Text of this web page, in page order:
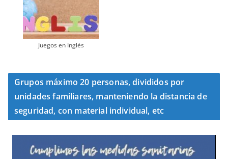
Juegos en Inglés
Grupos máximo 20 personas, divididos por
unidades familiares, manteniendo la distancia de
seguridad, con material individual, etc